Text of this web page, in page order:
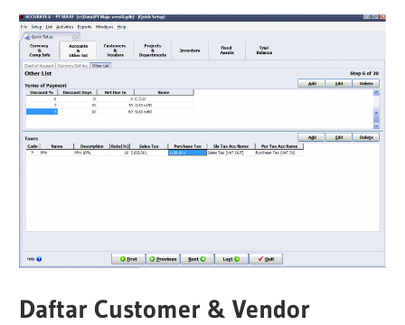
Daftar Customer & Vendor